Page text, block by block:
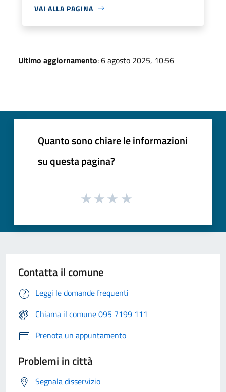
VAI ALLA PAGINA
Ultimo aggiornamento: 6 agosto 2025, 10:56
Quanto sono chiare le informazioni
su questa pagina?
Contatta il comune
Leggi le domande frequenti
Chiama il comune 095 7199 111
Prenota un appuntamento
Problemi in città
Segnala disservizio